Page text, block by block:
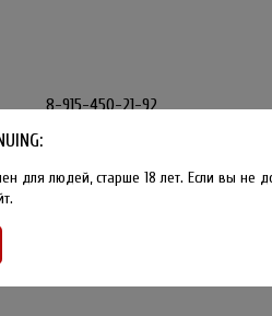
8-915-450-21-92
Г. Москва, улица
для людей, старше 18 лет. Если вы не